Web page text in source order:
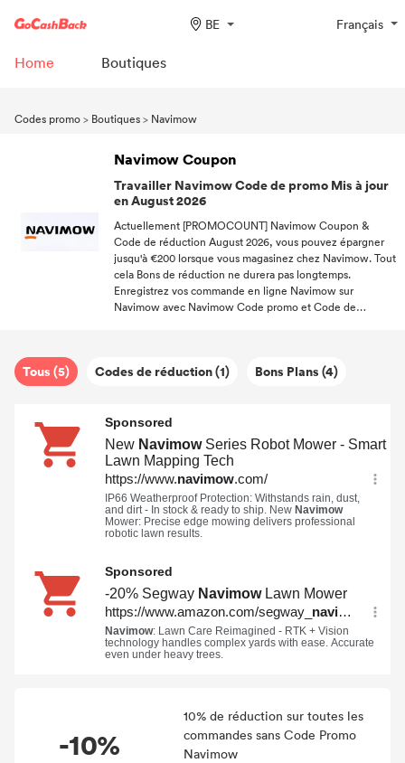
BE Français
Home Boutiques
Codes promo> Boutiques> Navimow
Navimow Coupon
Travailler Navimow Code de promo Mis à jour
en August 2026
Actuellement [PROMOCOUNT] Navimow Coupon &
Code de réduction August 2026, vous pouvez épargner
jusqu'à €200 lorsque vous magasinez chez Navimow. Tout
cela Bons de réduction ne durera pas longtemps.
Enregistrez vos commande en ligne Navimow sur
Navimow avec Navimow Code promo et Code de
régulièrement la boutique Navimow et faites attention
Tous (5) Codes de réduction (1) Bons Plans (4)
-10%
10% de réduction sur toutes les
commandes sans Code Promo
Navimow